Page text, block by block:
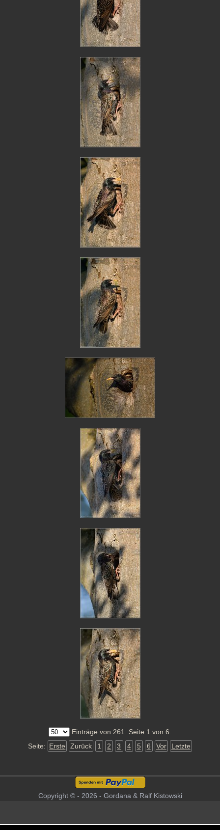
Einträge von 261. Seite 1 von 6.
Seite: Erste Zurück 1 2 3 4 5 6 Vor Letzte
Copyright © - 2026 - Gordana & Ralf Kistowski